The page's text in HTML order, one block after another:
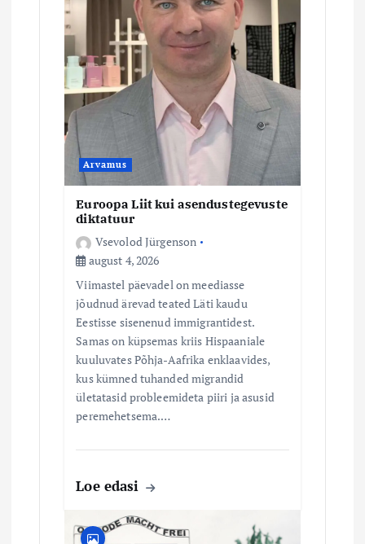
Arvamus
Euroopa Liit kui asendustegevuste
diktatuur
Vsevolod Jürgenson
august 4, 2026
Viimastel päevadel on meediasse
jõudnud ärevad teated Läti kaudu
Eestisse sisenenud immigrantidest.
Samas on küpsemas kriis Hispaaniale
kuuluvates Põhja-Aafrika enklaavides,
kus kümned tuhanded migrandid
ületatasid probleemideta piiri ja asusid
peremehetsema.…
Loe edasi